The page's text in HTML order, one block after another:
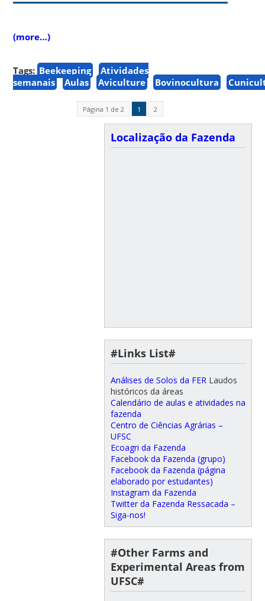
(more…)
Tags: Beekeeping
Atividades
semanais
Aulas Aviculture Bovinocultura
Página 1 de 2 1 2
Localização da Fazenda
#Links List#
Análises de Solos da FER Laudos
históricos da áreas
Calendário de aulas e atividades na
fazenda
Centro de Ciências Agrárias –
UFSC
Ecoagri da Fazenda
Facebook da Fazenda (grupo)
Facebook da Fazenda (página
elaborado por estudantes)
Instagram da Fazenda
Twitter da Fazenda Ressacada –
Siga-nos!
#Other Farms and
Experimental Areas from
UFSC#